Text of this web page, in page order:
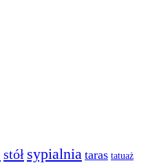
stół sypialnia taras tatuaż